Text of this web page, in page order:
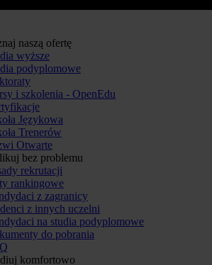
naszą ofertę
wyższe
podyplomowe
i szkolenia - OpenEdu
Językowa
Trenerów
Otwarte
bez problemu
rekrutacji
rankingowe
z zagranicy
z innych uczelni
na studia podyplomowe
do pobrania
komfortowo